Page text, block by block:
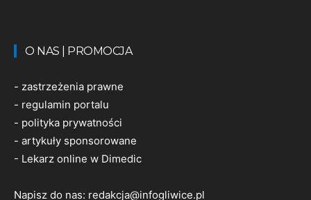
O NAS | PROMOCJA
- zastrzeżenia prawne
- regulamin portalu
- polityka prywatności
- artykuły sponsorowane
- Lekarz online w Dimedic
Napisz do nas: redakcja@infogliwice.pl